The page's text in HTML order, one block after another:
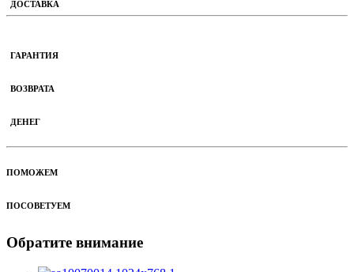
ДОСТАВКА
ГАРАНТИЯ
ВОЗВРАТА
ДЕНЕГ
ПОМОЖЕМ
ПОСОВЕТУЕМ
Обратите внимание